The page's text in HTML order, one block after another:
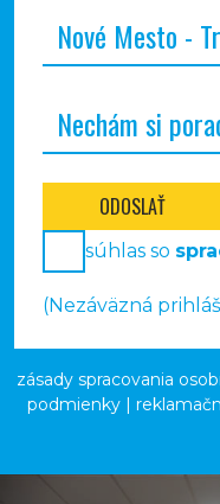
ODOSLAŤ
súhlas so
(Nezáväzná
zásady spracovania
podmienky|